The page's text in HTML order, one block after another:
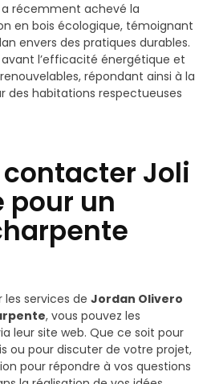
a récemment achevé la
en bois écologique, témoignant
envers des pratiques durables.
l’efficacité énergétique et
répondant ainsi à la
des habitations respectueuses
Joli
pour un
les services de Jordan Olivero
, vous pouvez les
leur site web. Que ce soit pour
ou pour discuter de votre projet,
pour répondre à vos questions